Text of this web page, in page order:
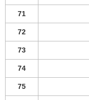
71
72
73
74
75